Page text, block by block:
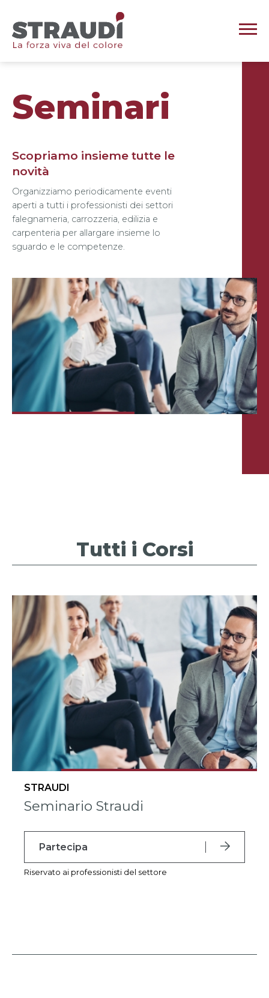
Seminari
Scopriamo insieme tutte le
novità
Organizziamo periodicamente eventi
aperti a tutti i professionisti dei settori
falegnameria, carrozzeria, edilizia e
carpenteria per allargare insieme lo
sguardo e le competenze.
Tutti i Corsi
STRAUDI
Seminario Straudi
Partecipa
Riservato ai professionisti del settore